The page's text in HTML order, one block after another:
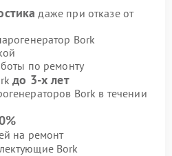
даже при отказе от
Bork
по ремонту
до 3-х лет
Bork в течении
на ремонт
Bork